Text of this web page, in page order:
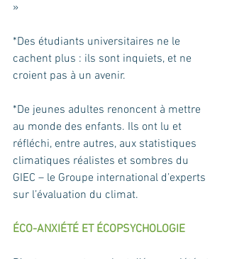
»
*Des étudiants universitaires ne le
cachent plus : ils sont inquiets, et ne
croient pas à un avenir.
*De jeunes adultes renoncent à mettre
au monde des enfants. Ils ont lu et
réfléchi, entre autres, aux statistiques
climatiques réalistes et sombres du
GIEC – le Groupe international d’experts
sur l’évaluation du climat.
ÉCO-ANXIÉTÉ ET ÉCOPSYCHOLOGIE